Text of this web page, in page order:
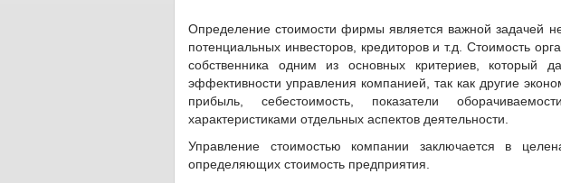
Определение стоимости фирмы является важной задачей
потенциальных инвесторов, кредиторов и т.д. Стоимость
собственника одним из основных критериев, который
эффективности управления компанией, так как другие
прибыль, себестоимость, показатели
характеристиками отдельных аспектов деятельности.
Управление стоимостью компании заключается в
определяющих стоимость предприятия.